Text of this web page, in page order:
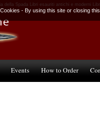
della Spada Libri esauriti antichi e moderni
Events How to Order
- By using this site or closing